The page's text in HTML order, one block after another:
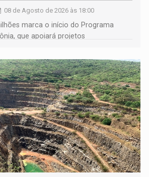
08 de Agosto de 2026 às 18:00
marca o início do Programa
que apoiará projetos
poderá ser feita até 1º de